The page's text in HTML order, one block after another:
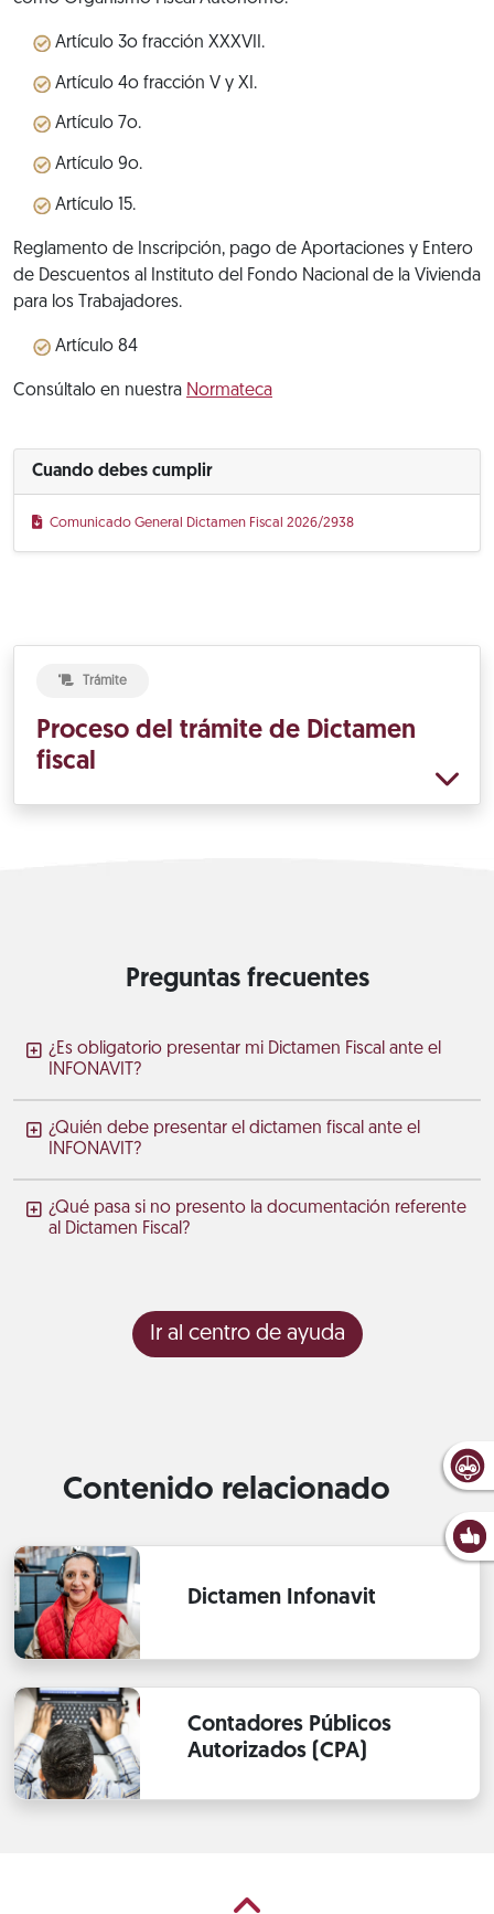
Artículo 3o fracción XXXVII.
Artículo 4o fracción V y XI.
Artículo 7o.
Artículo 9o.
Artículo 15.
Reglamento de Inscripción, pago de Aportaciones y Entero
de Descuentos al Instituto del Fondo Nacional de la Vivienda
para los Trabajadores.
Artículo 84
Consúltalo en nuestra Normateca
Cuando debes cumplir
Comunicado General Dictamen Fiscal 2026/2938
Trámite
Proceso del trámite de Dictamen
fiscal
Preguntas frecuentes
¿Es obligatorio presentar mi Dictamen Fiscal ante el
INFONAVIT?
¿Quién debe presentar el dictamen fiscal ante el
INFONAVIT?
¿Qué pasa si no presento la documentación referente
al Dictamen Fiscal?
Ir al centro de ayuda
Contenido relacionado
Dictamen Infonavit
Contadores Públicos
Autorizados (CPA)